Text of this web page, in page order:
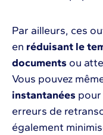
Par ailleurs, ces
en réduisant le
documents ou
Vous pouvez
instantanées pour
erreurs de
également